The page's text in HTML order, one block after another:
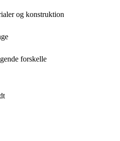
og konstruktion
forskelle